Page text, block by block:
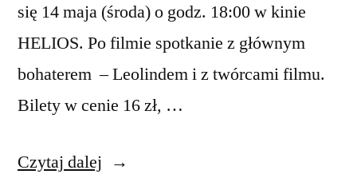
się 14 maja (środa) o godz. 18:00 w kinie
HELIOS. Po filmie spotkanie z głównym
bohaterem – Leolindem i z twórcami filmu.
Bilety w cenie 16 zł, …
Czytaj dalej „Film